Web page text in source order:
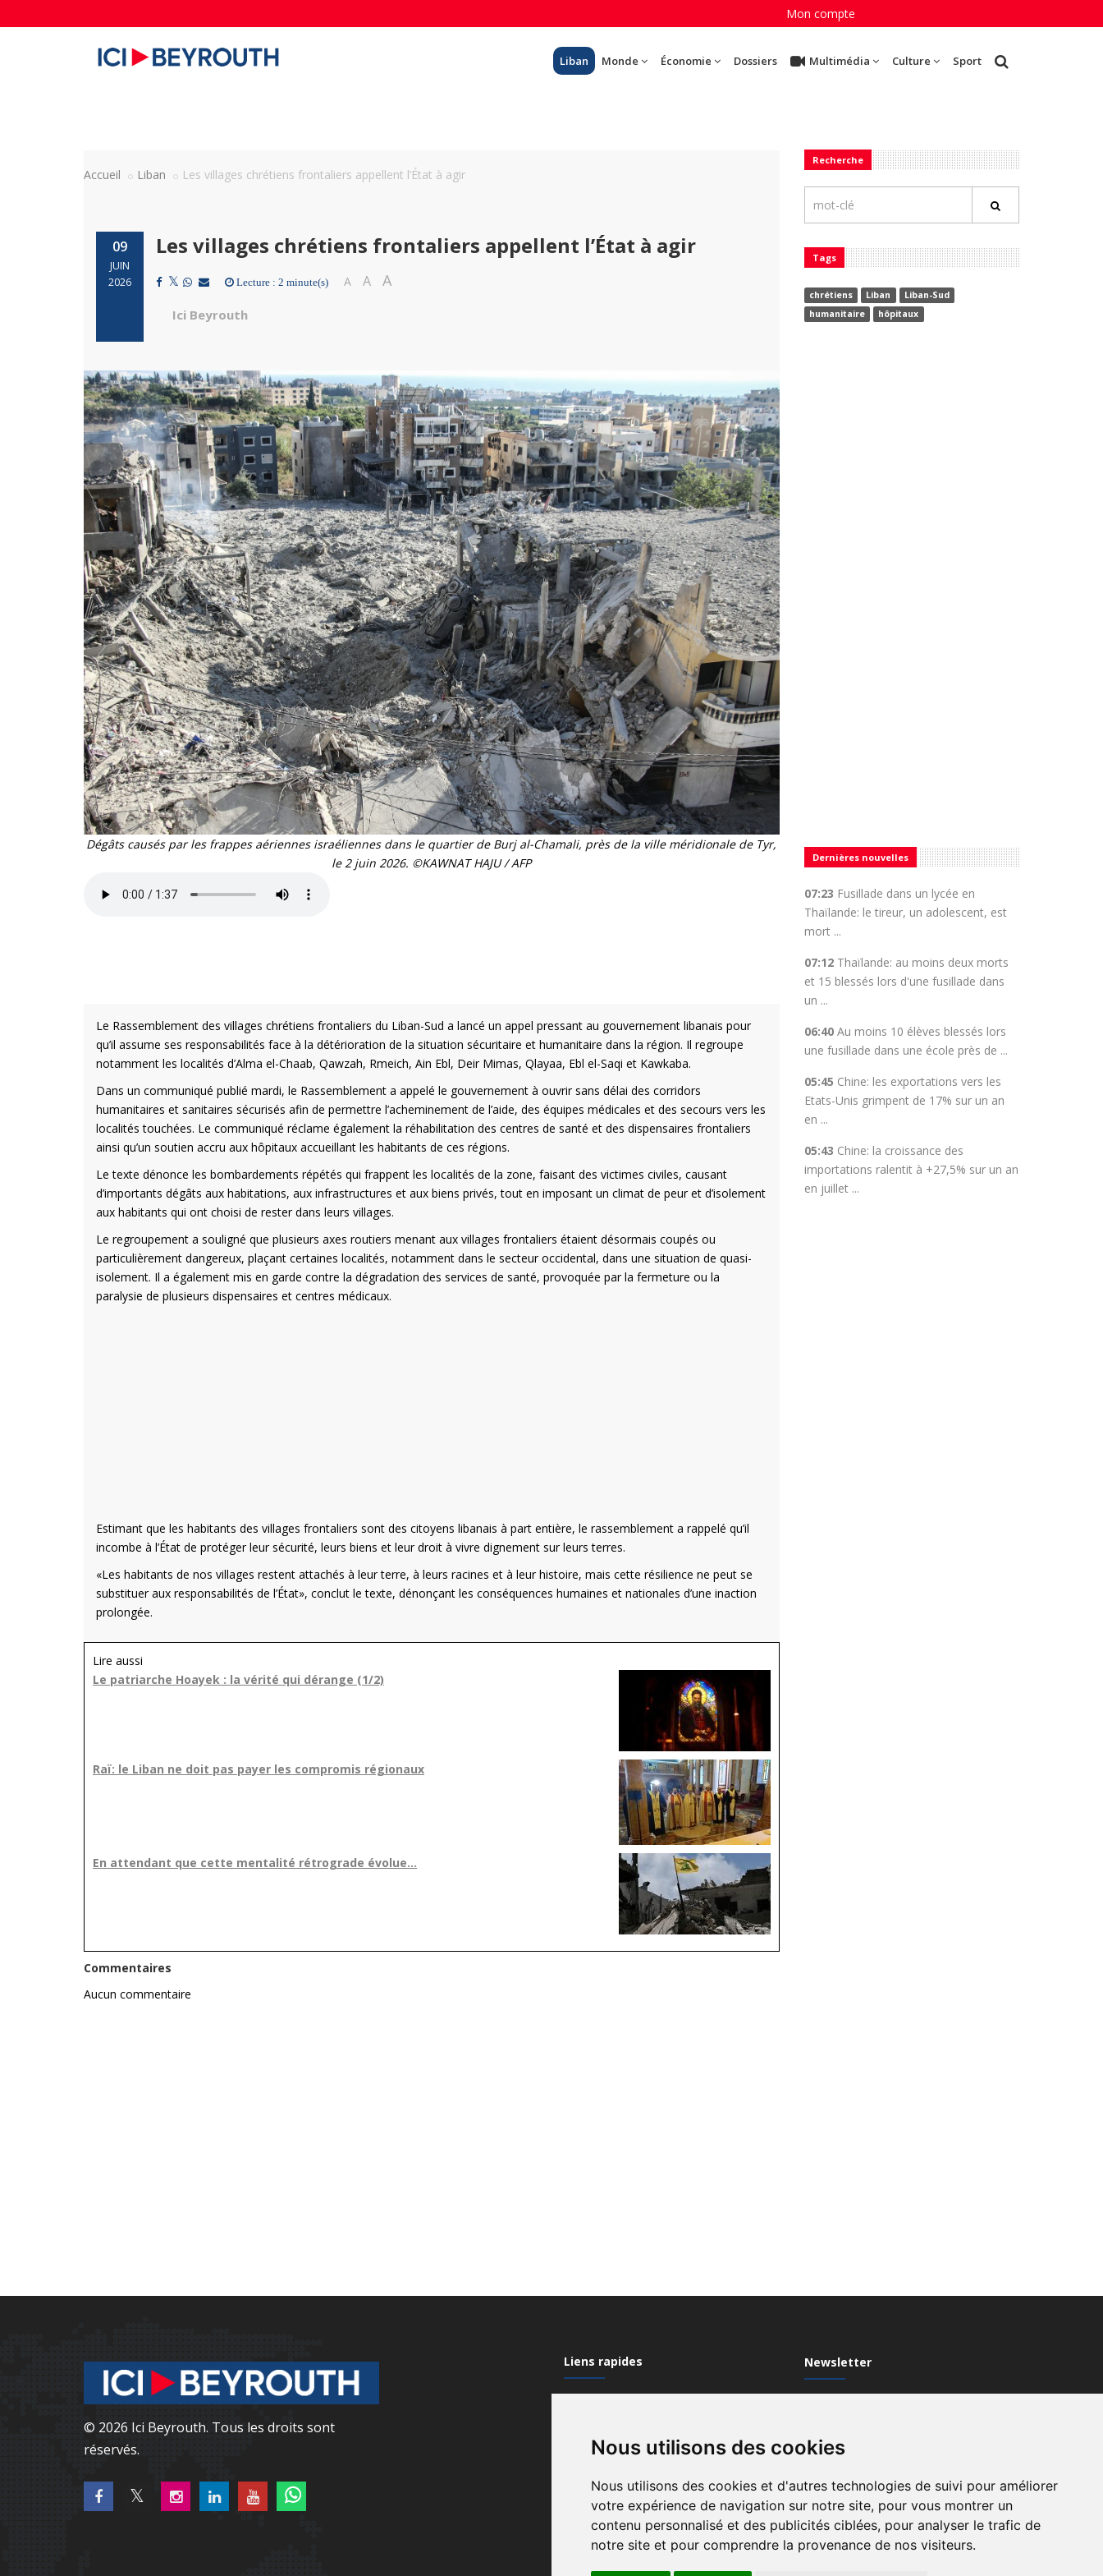
Nous utilisons des cookies
Nous utilisons des cookies et d'autres technologies de suivi pour améliorer
votre expérience de navigation sur notre site, pour vous montrer un
contenu personnalisé et des publicités ciblées, pour analyser le trafic de
notre site et pour comprendre la provenance de nos visiteurs.
Mon compte
Liban Monde Économie Dossiers Multimédia Culture Sport
Accueil Liban Les villages chrétiens frontaliers appellent l’État à agir
09
JUIN
2026
Les villages chrétiens frontaliers appellent l’État à agir
Lecture : 2 minute(s) A A A
Ici Beyrouth
Dégâts causés par les frappes aériennes israéliennes dans le quartier de Burj al-Chamali, près de la ville méridionale de Tyr,
le 2 juin 2026. ©KAWNAT HAJU / AFP
Le Rassemblement des villages chrétiens frontaliers du Liban-Sud a lancé un appel pressant au gouvernement libanais pour
qu’il assume ses responsabilités face à la détérioration de la situation sécuritaire et humanitaire dans la région. Il regroupe
notamment les localités d’Alma el-Chaab, Qawzah, Rmeich, Ain Ebl, Deir Mimas, Qlayaa, Ebl el-Saqi et Kawkaba.
Dans un communiqué publié mardi, le Rassemblement a appelé le gouvernement à ouvrir sans délai des corridors
humanitaires et sanitaires sécurisés afin de permettre l’acheminement de l’aide, des équipes médicales et des secours vers les
localités touchées. Le communiqué réclame également la réhabilitation des centres de santé et des dispensaires frontaliers
ainsi qu’un soutien accru aux hôpitaux accueillant les habitants de ces régions.
Le texte dénonce les bombardements répétés qui frappent les localités de la zone, faisant des victimes civiles, causant
d’importants dégâts aux habitations, aux infrastructures et aux biens privés, tout en imposant un climat de peur et d’isolement
aux habitants qui ont choisi de rester dans leurs villages.
Le regroupement a souligné que plusieurs axes routiers menant aux villages frontaliers étaient désormais coupés ou
particulièrement dangereux, plaçant certaines localités, notamment dans le secteur occidental, dans une situation de quasi-
isolement. Il a également mis en garde contre la dégradation des services de santé, provoquée par la fermeture ou la
paralysie de plusieurs dispensaires et centres médicaux.
Estimant que les habitants des villages frontaliers sont des citoyens libanais à part entière, le rassemblement a rappelé qu’il
incombe à l’État de protéger leur sécurité, leurs biens et leur droit à vivre dignement sur leurs terres.
«Les habitants de nos villages restent attachés à leur terre, à leurs racines et à leur histoire, mais cette résilience ne peut se
substituer aux responsabilités de l’État», conclut le texte, dénonçant les conséquences humaines et nationales d’une inaction
prolongée.
Lire aussi
Le patriarche Hoayek : la vérité qui dérange (1/2)
Raï: le Liban ne doit pas payer les compromis régionaux
En attendant que cette mentalité rétrograde évolue…
Commentaires
Aucun commentaire
Recherche
Tags
chrétiens Liban
Liban-Sud
humanitaire
hôpitaux
Dernières nouvelles
07:23 Fusillade dans un lycée en
Thaïlande: le tireur, un adolescent, est
mort ...
07:12 Thaïlande: au moins deux morts
et 15 blessés lors d'une fusillade dans
un ...
06:40 Au moins 10 élèves blessés lors
une fusillade dans une école près de ...
05:45 Chine: les exportations vers les
Etats-Unis grimpent de 17% sur un an
en ...
05:43 Chine: la croissance des
importations ralentit à +27,5% sur un an
en juillet ...
© 2026 Ici Beyrouth. Tous les droits sont
réservés.
Liens rapides
Contactez-nous
Recrutement
Gérez vos cookies
Conditions générales
Newsletter